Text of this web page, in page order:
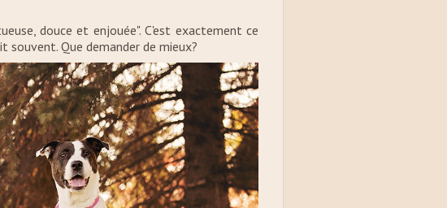
douce et enjouée". C'est exactement ce
souvent. Que demander de mieux?